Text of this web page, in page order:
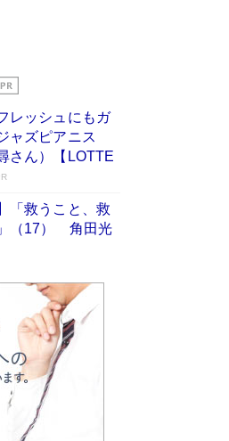
」も収録
、孤独を抱えた
作短篇集『海のほ
Book Bang
レッシュにもガ
ャズピアニス
さん）【LOTTE
「救うこと、救
（17） 角田光